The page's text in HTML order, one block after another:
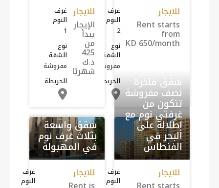
للايجار
Rent starts
from
KD 650/month
غرف
النوم
2
نوع
الشقة
مفروشة
الخريطة
للايجار
الإيجار
يبدأ
من
425
د.ك
شهريًا
غرف
النوم
1
نوع
الشقة
مفروشة
الخريطة
شقق فاخرة
نصف مفروشة
تتكون من
غرفتي نوم مع
إطلالة على
البحر في
الفنطاس
للايجار
غرف
النوم
شقق واسعة
بثلاث غرف نوم
في المهبولة
للايجار
غرف
النوم